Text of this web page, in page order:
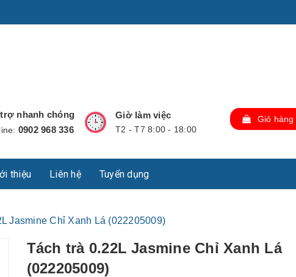
nhanh chóng
0902 968 336
Giờ làm việc
T2 - T7 8:00 - 18:00
Giỏ hàng
thiệu Liên hệ Tuyển dụng
Jasmine Chỉ Xanh Lá (022205009)
Tách trà 0.22L Jasmine Chỉ Xanh Lá
(022205009)